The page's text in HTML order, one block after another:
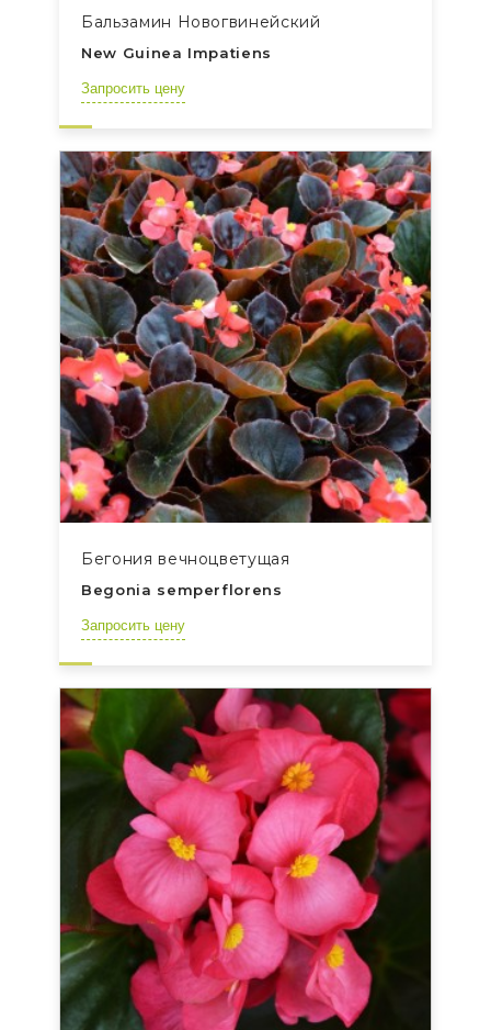
Бальзамин Новогвинейский
New Guinea Impatiens
Запросить цену
Бегония вечноцветущая
Begonia semperflorens
Запросить цену